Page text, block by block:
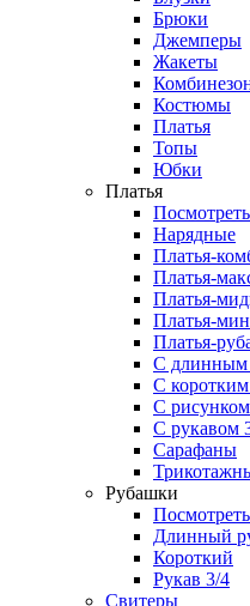
Брюки
Джемперы
Жакеты
Костюмы
Платья
Топы
Юбки
Платья
Нарядные
Платья-
Платья-
Платья-
Платья-
Платья-
С длинным
С
С рисунком
С рукавом
Сарафаны
Рубашки
Длинный
Короткий
Рукав 3/4
Свитеры